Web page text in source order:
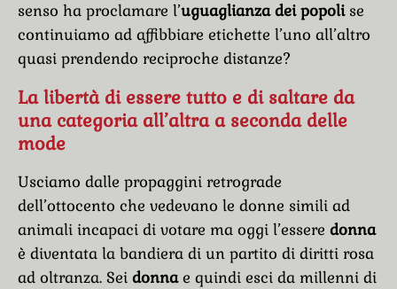
senso ha proclamare l’uguaglianza dei popolise
continuiamo ad affibbiare etichette l’uno all’altro
quasi prendendo reciproche distanze?
La libertà di essere tutto e di saltare da
una categoria all’altra a seconda delle
mode
Usciamo dalle propaggini retrograde
dell’ottocento che vedevano le donne simili ad
animali incapaci di votare ma oggi l’essere donna
è diventata la bandiera di un partito di diritti rosa
ad oltranza. Sei donnae quindi esci da millenni di